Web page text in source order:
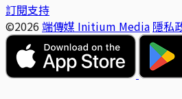
訂閱支持
©2026 端傳媒 Initium Media 隱私